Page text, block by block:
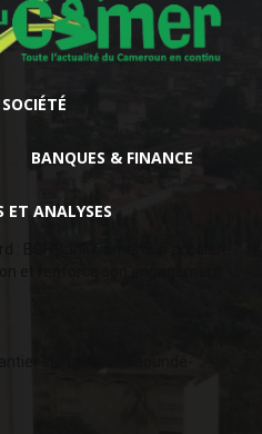
BANQUES & FINANCE
ET ANALYSES